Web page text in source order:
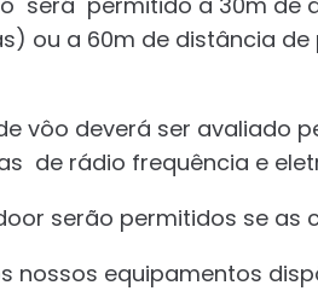
ou a 60m de distância
vôo deverá ser avaliado
de rádio frequência e
serão permitidos se
nossos equipamentos